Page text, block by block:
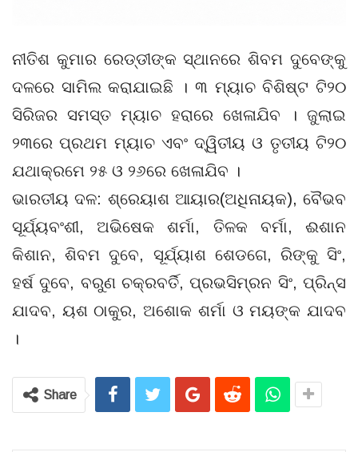
ନୀତିଶ କୁମାର ରେଡ୍ଡୀଙ୍କ ସ୍ଥାନରେ ଶିବମ ଦୁବେଙ୍କୁ
ଦଳରେ ସାମିଲ କରାଯାଇଛି । ୩ ମ୍ୟାଚ ବିଶିଷ୍ଟ ଟି୨୦
ସିରିଜର ସମସ୍ତ ମ୍ୟାଚ ହରାରେ ଖେଳାଯିବ । ଜୁଲାଇ
୨୩ରେ ପ୍ରଥମ ମ୍ୟାଚ ଏବଂ ଦ୍ୱିତୀୟ ଓ ତୃତୀୟ ଟି୨୦
ଯଥାକ୍ରମେ ୨୫ ଓ ୨୬ରେ ଖେଳାଯିବ ।
ଭାରତୀୟ ଦଳ: ଶ୍ରେୟାଶ ଆୟାର(ଅଧିନାୟକ), ବୈଭବ
ସୂର୍ଯ୍ୟବଂଶୀ, ଅଭିଷେକ ଶର୍ମା, ତିଳକ ବର୍ମା, ଈଶାନ
କିଶାନ, ଶିବମ ଦୁବେ, ସୂର୍ଯ୍ୟାଶ ଶେଡଗେ, ରିଙ୍କୁ ସିଂ,
ହର୍ଷ ଦୁବେ, ବରୁଣ ଚକ୍ରବର୍ତି, ପ୍ରଭସିମ୍ରନ ସିଂ, ପ୍ରିନ୍ସ
ଯାଦବ, ୟଶ ଠାକୁର, ଅଶୋକ ଶର୍ମା ଓ ମୟଙ୍କ ଯାଦବ
।
Share